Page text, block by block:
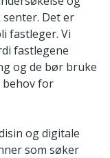
Det er
fastleger. Vi
fastlegene
og de bør bruke
behov for
og digitale
som søker